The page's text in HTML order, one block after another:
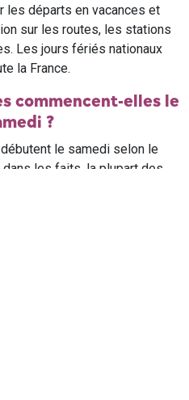
les départs en vacances et
sur les routes, les stations
Les jours fériés nationaux
la France.
commencent-elles le
?
le samedi selon le
les faits, la plupart des